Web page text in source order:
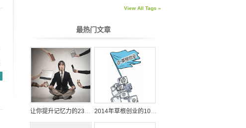
View All Tags »
最热门文章
让你提升记忆力的23个日常小习惯 2014年草根创业的10个机会